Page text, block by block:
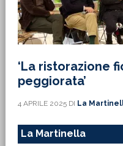
‘La ristorazione
peggiorata’
4 APRILE 2025DI La
La Martinella